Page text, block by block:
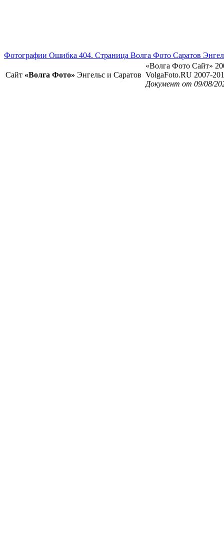
Фотографии Ошибка 404. Страница Волга Фото Саратов
Сайт «Волга Фото» Энгельс и Саратов
«Волга Фото Сайт»
VolgaFoto.RU 2007-
Документ от 09/08/